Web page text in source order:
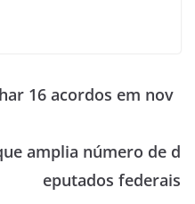
16 acordos em nov
amplia número de d
eputados federais